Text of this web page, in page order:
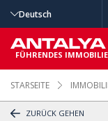
STARSEITE
ZURÜCK GEHEN
Deutsch
FÜHRENDES
ERWEITERTE
SUCHE